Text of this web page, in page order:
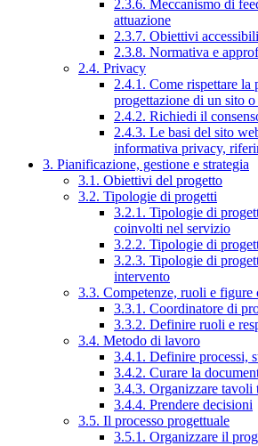
2.3.6. Meccanismo di
attuazione
2.3.7. Obiettivi
2.3.8. Normativa e
2.4. Privacy
2.4.1. Come rispettare la
progettazione di un sito
2.4.2. Richiedi il
2.4.3. Le basi del sito
informativa privacy,
3. Pianificazione, gestione e strategia
3.1. Obiettivi del progetto
3.2. Tipologie di progetti
3.2.1. Tipologie di
coinvolti nel servizio
3.2.2. Tipologie di
3.2.3. Tipologie di
intervento
3.3. Competenze, ruoli e figure
3.3.1. Coordinatore di
3.3.2. Definire ruoli e
3.4. Metodo di lavoro
3.4.1. Definire processi,
3.4.2. Curare la
3.4.3. Organizzare
3.4.4. Prendere decisioni
3.5. Il processo progettuale
3.5.1. Organizzare il